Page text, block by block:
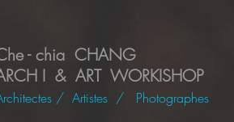
- chia CHANG
I & ART WORKISHOP
/ Artistes / Photographes